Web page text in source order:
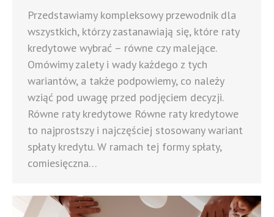
Przedstawiamy kompleksowy przewodnik dla
wszystkich, którzy zastanawiają się, które raty
kredytowe wybrać – równe czy malejące.
Omówimy zalety i wady każdego z tych
wariantów, a także podpowiemy, co należy
wziąć pod uwagę przed podjęciem decyzji.
Równe raty kredytowe Równe raty kredytowe
to najprostszy i najczęściej stosowany wariant
spłaty kredytu. W ramach tej formy spłaty,
comiesięczna…